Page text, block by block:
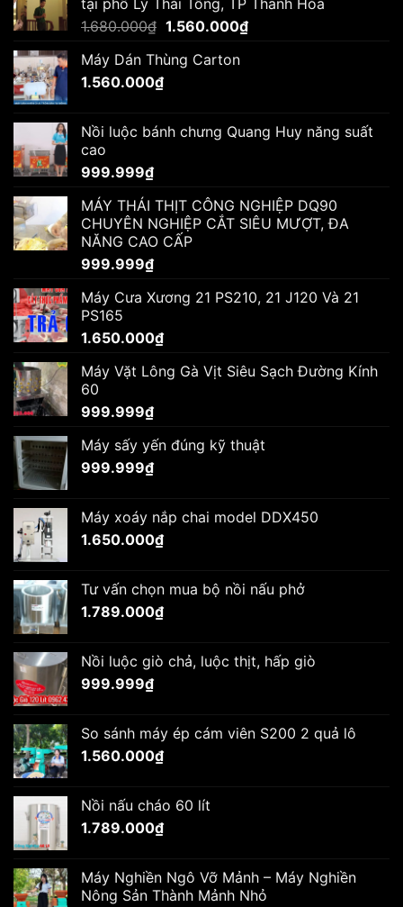
1.680.000₫ Giá
là:
1.560.000₫Giá
Máy Dán Thùng Carton
1.560.000₫
Nồi luộc bánh chưng Quang Huy năng suất
cao
999.999₫
MÁY THÁI THỊT CÔNG NGHIỆP DQ90
CHUYÊN NGHIỆP CẮT SIÊU MƯỢT, ĐA
NĂNG CAO CẤP
999.999₫
Máy Cưa Xương 21 PS210, 21 J120 Và 21
PS165
1.650.000₫
Máy Vặt Lông Gà Vịt Siêu Sạch Đường Kính
60
999.999₫
Máy sấy yến đúng kỹ thuật
999.999₫
Máy xoáy nắp chai model DDX450
1.650.000₫
Tư vấn chọn mua bộ nồi nấu phở
1.789.000₫
Nồi luộc giò chả, luộc thịt, hấp giò
999.999₫
So sánh máy ép cám viên S200 2 quả lô
1.560.000₫
Nồi nấu cháo 60 lít
1.789.000₫
Máy Nghiền Ngô Vỡ Mảnh – Máy Nghiền
Nông Sản Thành Mảnh Nhỏ